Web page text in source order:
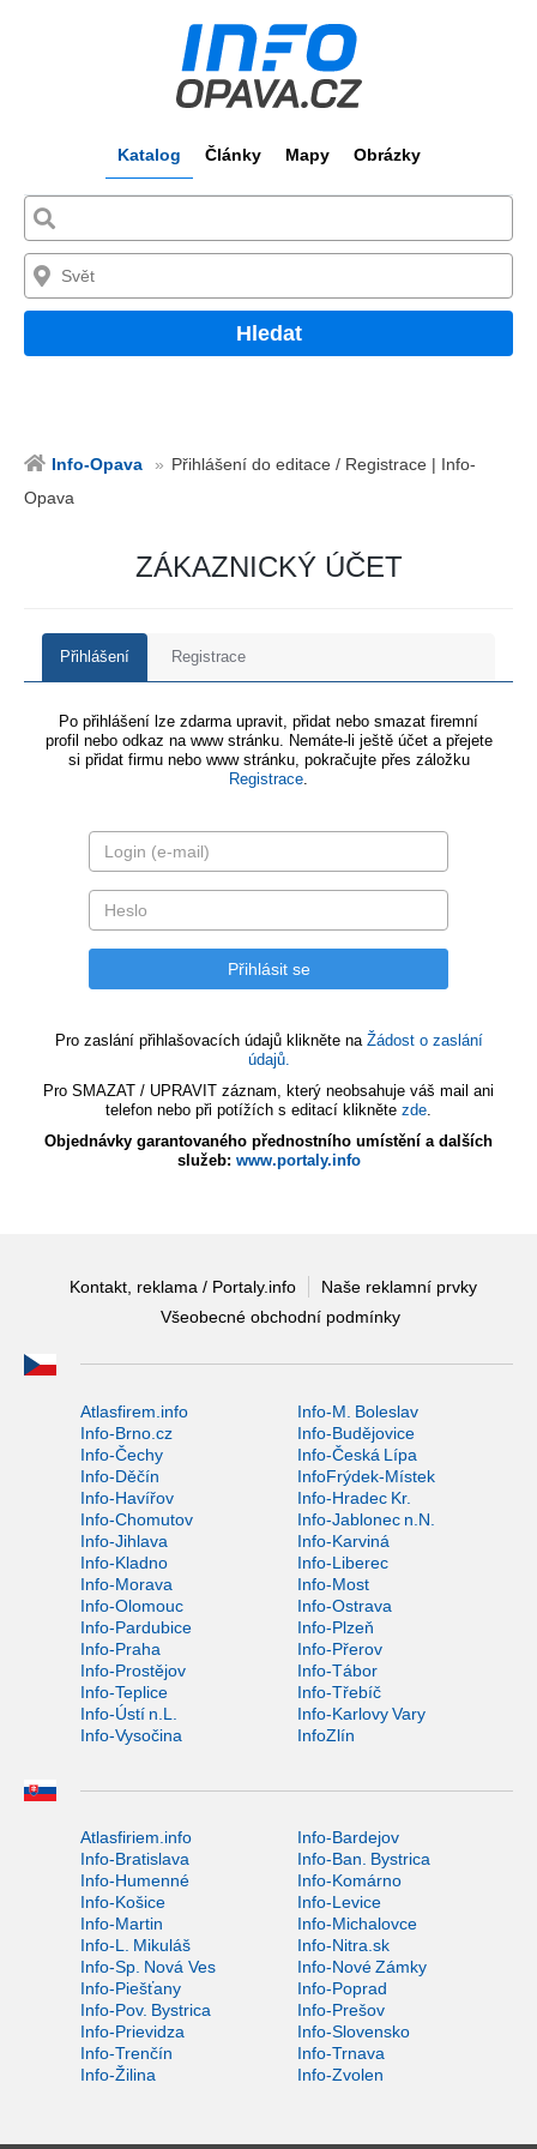
Katalog Články Mapy Obrázky
Hledat
Info-Opava
Přihlášení do editace / Registrace | Info-
Opava
ZÁKAZNICKÝ ÚČET
Přihlášení Registrace
Po přihlášení lze zdarma upravit, přidat nebo smazat firemní
profil nebo odkaz na www stránku. Nemáte-li ještě účet a přejete
si přidat firmu nebo www stránku, pokračujte přes záložku
Registrace.
Pro zaslání přihlašovacích údajů klikněte na Žádost o zaslání
údajů.
Pro SMAZAT / UPRAVIT záznam, který neobsahuje váš mail ani
telefon nebo při potížích s editací klikněte zde.
Objednávky garantovaného přednostního umístění a dalších
služeb: www.portaly.info
Kontakt, reklama / Portaly.info
Naše reklamní prvky
Všeobecné obchodní podmínky
Atlasfirem.info
Info-M. Boleslav
Info-Brno.cz
Info-Budějovice
Info-Čechy
Info-Česká Lípa
Info-Děčín
InfoFrýdek-Místek
Info-Havířov
Info-Hradec Kr.
Info-Chomutov
Info-Jablonec n.N.
Info-Jihlava
Info-Karviná
Info-Kladno
Info-Liberec
Info-Morava
Info-Most
Info-Olomouc
Info-Ostrava
Info-Pardubice
Info-Plzeň
Info-Praha
Info-Přerov
Info-Prostějov
Info-Tábor
Info-Teplice
Info-Třebíč
Info-Ústí n.L.
Info-Karlovy Vary
Info-Vysočina
InfoZlín
Atlasfiriem.info
Info-Bardejov
Info-Bratislava
Info-Ban. Bystrica
Info-Humenné
Info-Komárno
Info-Košice
Info-Levice
Info-Martin
Info-Michalovce
Info-L. Mikuláš
Info-Nitra.sk
Info-Sp. Nová Ves
Info-Nové Zámky
Info-Piešťany
Info-Poprad
Info-Pov. Bystrica
Info-Prešov
Info-Prievidza
Info-Slovensko
Info-Trenčín
Info-Trnava
Info-Žilina
Info-Zvolen